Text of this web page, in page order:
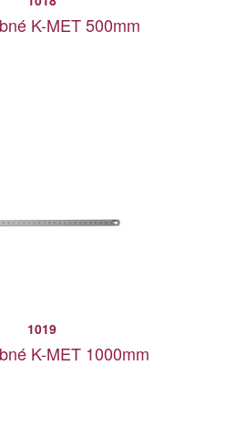
K-MET 500mm
1019
K-MET 1000mm